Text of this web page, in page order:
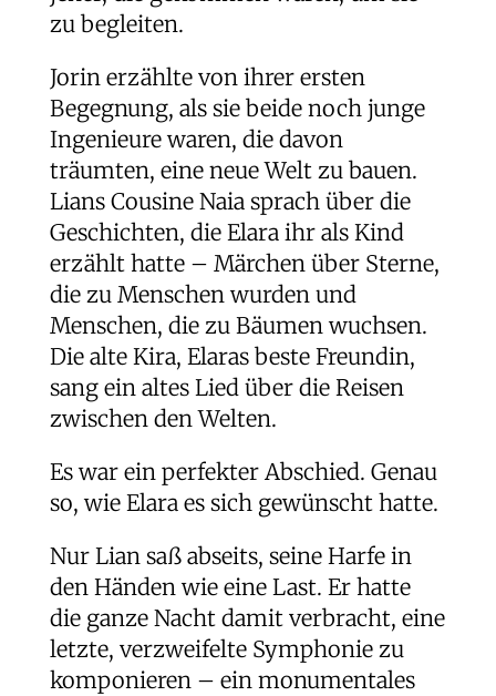
zu begleiten.
Jorin erzählte von ihrer ersten
Begegnung, als sie beide noch junge
Ingenieure waren, die davon
träumten, eine neue Welt zu bauen.
Lians Cousine Naia sprach über die
Geschichten, die Elara ihr als Kind
erzählt hatte – Märchen über Sterne,
die zu Menschen wurden und
Menschen, die zu Bäumen wuchsen.
Die alte Kira, Elaras beste Freundin,
sang ein altes Lied über die Reisen
zwischen den Welten.
Es war ein perfekter Abschied. Genau
so, wie Elara es sich gewünscht hatte.
Nur Lian saß abseits, seine Harfe in
den Händen wie eine Last. Er hatte
die ganze Nacht damit verbracht, eine
letzte, verzweifelte Symphonie zu
komponieren – ein monumentales